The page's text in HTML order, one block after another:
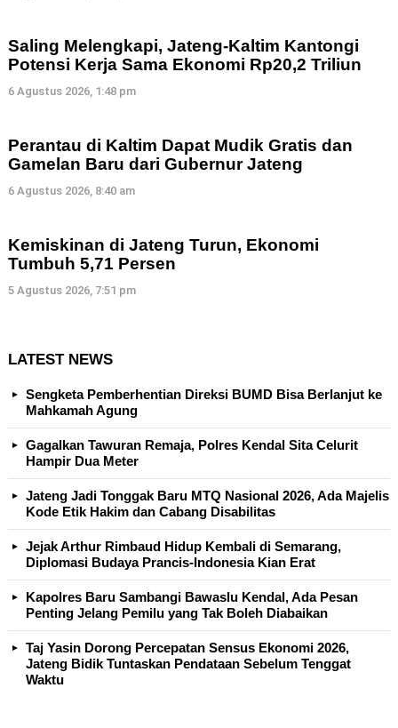
Saling Melengkapi, Jateng-Kaltim Kantongi
Potensi Kerja Sama Ekonomi Rp20,2 Triliun
6 Agustus 2026, 1:48 pm
Perantau di Kaltim Dapat Mudik Gratis dan
Gamelan Baru dari Gubernur Jateng
6 Agustus 2026, 8:40 am
Kemiskinan di Jateng Turun, Ekonomi
Tumbuh 5,71 Persen
5 Agustus 2026, 7:51 pm
LATEST NEWS
Sengketa Pemberhentian Direksi BUMD Bisa Berlanjut ke
Mahkamah Agung
Gagalkan Tawuran Remaja, Polres Kendal Sita Celurit
Hampir Dua Meter
Jateng Jadi Tonggak Baru MTQ Nasional 2026, Ada Majelis
Kode Etik Hakim dan Cabang Disabilitas
Jejak Arthur Rimbaud Hidup Kembali di Semarang,
Diplomasi Budaya Prancis-Indonesia Kian Erat
Kapolres Baru Sambangi Bawaslu Kendal, Ada Pesan
Penting Jelang Pemilu yang Tak Boleh Diabaikan
Taj Yasin Dorong Percepatan Sensus Ekonomi 2026,
Jateng Bidik Tuntaskan Pendataan Sebelum Tenggat
Waktu